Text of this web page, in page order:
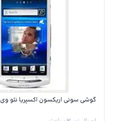
گوشی سونی اریکسون اکسپریا نئو وی